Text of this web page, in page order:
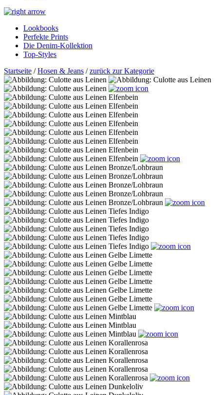
Lookbooks
Perfekte Prints
Die Denim-Kollektion
Top-Styles
Startseite /Hosen & Jeans /zurück zur Kategorie